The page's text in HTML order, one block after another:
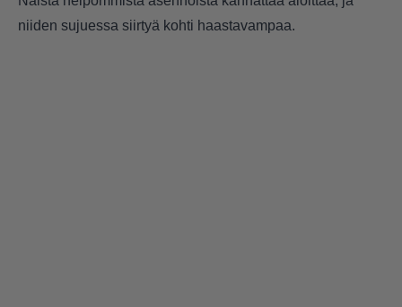
niiden sujuessa siirtyä kohti haastavampaa.